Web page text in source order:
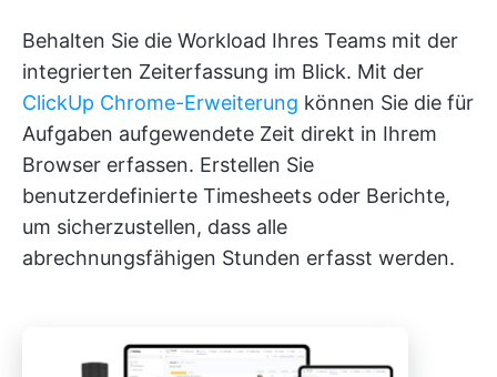
Behalten Sie die Workload Ihres Teams mit der
integrierten Zeiterfassung im Blick. Mit der
ClickUp Chrome-Erweiterung können Sie die für
Aufgaben aufgewendete Zeit direkt in Ihrem
Browser erfassen. Erstellen Sie
benutzerdefinierte Timesheets oder Berichte,
um sicherzustellen, dass alle
abrechnungsfähigen Stunden erfasst werden.